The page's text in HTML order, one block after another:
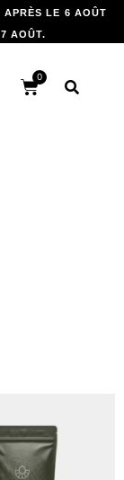
APRÈS LE 6 AOÛT
AOÛT.
0